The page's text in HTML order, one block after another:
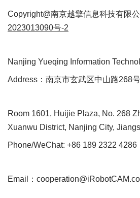
Copyright@南京越擎信息科技有限公
2023013090号-2
Nanjing Yueqing Information
Address：南京市玄武区中山路268号
Room 1601, Huijie Plaza, No. 268
Xuanwu District, Nanjing City,
Phone/WeChat: +86 189 2322 4286
Email：